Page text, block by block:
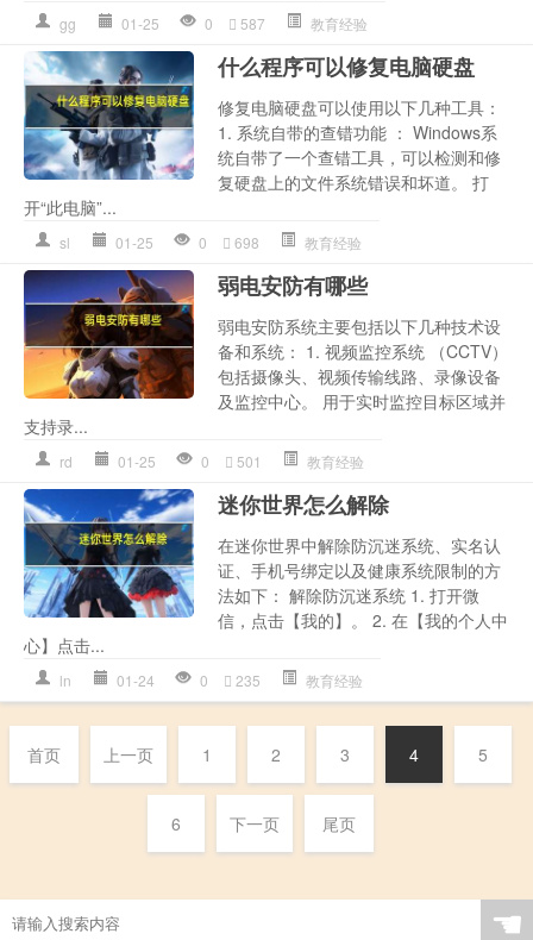
gg 01-25 0 587 教育经验
什么程序可以修复电脑硬盘
修复电脑硬盘可以使用以下几种工具：
1. 系统自带的查错功能 ： Windows系
统自带了一个查错工具，可以检测和修
复硬盘上的文件系统错误和坏道。 打
开“此电脑”...
sl 01-25 0 698 教育经验
弱电安防有哪些
弱电安防系统主要包括以下几种技术设
备和系统： 1. 视频监控系统 （CCTV）
包括摄像头、视频传输线路、录像设备
及监控中心。 用于实时监控目标区域并
支持录...
rd 01-25 0 501 教育经验
迷你世界怎么解除
在迷你世界中解除防沉迷系统、实名认
证、手机号绑定以及健康系统限制的方
法如下： 解除防沉迷系统 1. 打开微
信，点击【我的】。 2. 在【我的个人中
心】点击...
ln 01-24 0 235 教育经验
首页 上一页 1 2 3 4 5
6 下一页 尾页
☚